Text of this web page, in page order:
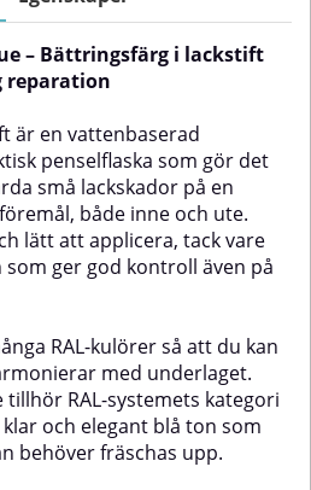
Blå
blå
ett
tack vare den inbyggda
snyggt och jämnt resultat även
på små skador.Våra RAL-lackstift
för att du ska kunna välja en
nyans som harmonierar med den
befintliga ytan. RAL 5005 Signal
Blue är en klar och distinkt blå
färg som tillhör RAL-systemets
kategori ”blå nyanser”, perfekt
när du vill återställa en skadad
yta med en kulör som ligger nära
applicering med inbyggd
penselVattenbaserad och lätt att
arbeta medGer en jämn och
naturlig halvblank finishHållbart
resultat över tidPassar många
olika material och
– Bättringsfärg i lackstift
reparation
är en vattenbaserad
penselflaska som gör det
små lackskador på en
både inne och ute.
lätt att applicera, tack vare
ger god kontroll även på
RAL-kulörer så att du kan
med underlaget.
tillhör RAL-systemets kategori
och elegant blå ton som
behöver fräschas upp.